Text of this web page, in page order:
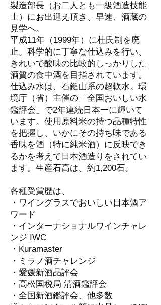
製造部長（お二人とも一級酒造技能
士）にお出迎え頂き、早速、酒蔵の
見学へ。
平成11年（1999年）に杜氏制を廃
止。科学的に丁寧な仕込みを行い、
きれいで酸味の比較的しっかりした
酒質の食中酒を目指されています。
仕込み水は、石鎚山系の超軟水。環
境庁（省）主催の「全国おいしい水
鑑評会」で2年連続日本一に輝いて
います。使用原料米の持つ品種特性
を把握し、いかにその持ち味である
香味を酒（特に純米酒）に反映でき
るかを考えて日本酒造りをされてい
ます。生産石高は、約1,200石。
各種受賞歴は、
・ワイングラスでおいしい日本酒ア
ワード
・インターナショナルワインチャレ
ンジ IWC
・Kuramaster
・ミラノ酒チャレンジ
・愛媛新酒品評会
・高松国税局 清酒鑑評会
・全国新酒鑑評会、他多数